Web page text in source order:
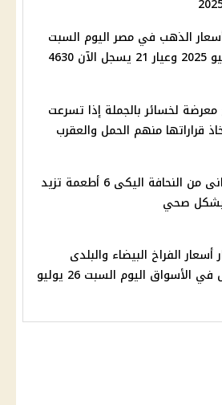
الذهب في مصر اليوم السبت
25 يوليو 2025 وعيار 21 يسجل الآن 4630
معرضة لخسائر بالجملة إذا تسرعت
قراراتها منهم الحمل والعقرب
لو بتعانى من النحافة اليكى 6 أطعمة تزيد
بشكل صحي
أسعار الفراخ البيضاء والبلدى
والبيض في الأسواق اليوم السبت 26 يوليو